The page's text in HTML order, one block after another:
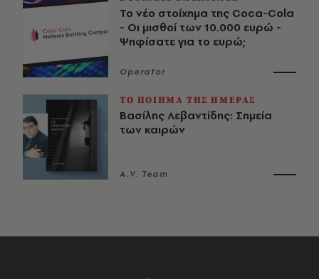
Το νέο στοίχημα της Coca-Cola
- Οι μισθοί των 10.000 ευρώ -
Ψηφίσατε για το ευρώ;
Operator
ΤΟ ΠΟΙΗΜΑ ΤΗΣ ΗΜΕΡΑΣ
Βασίλης Λεβαντίδης: Σημεία
των καιρών
A.V. Team